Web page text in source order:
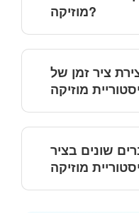
מוזיקה?
ציר זמן של
שונים בציר